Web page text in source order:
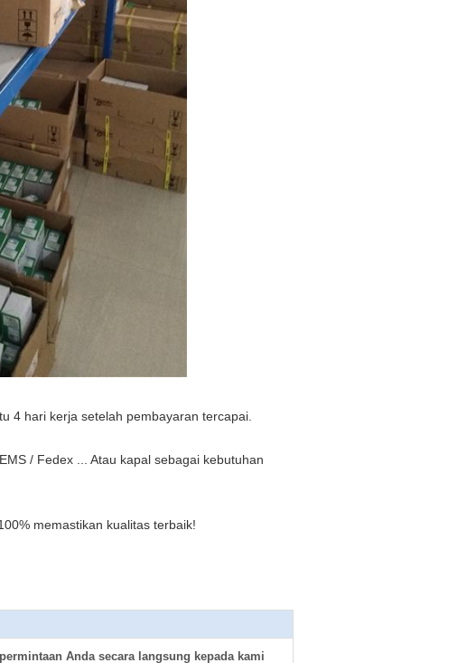
4 hari kerja setelah pembayaran tercapai.
/ Fedex ... Atau kapal sebagai kebutuhan
memastikan kualitas terbaik!
Anda secara langsung kepada kami